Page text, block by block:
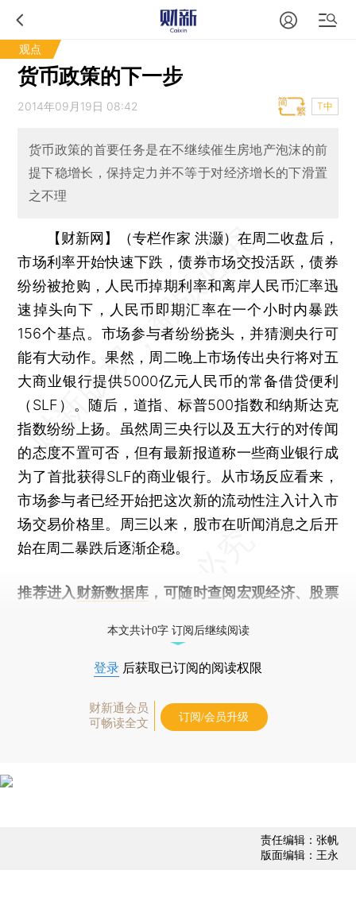
观点
货币政策的下一步
2014年09月19日 08:42 T中
货币政策的首要任务是在不继续催生房地产泡沫的前
提下稳增长，保持定力并不等于对经济增长的下滑置
之不理
【财新网】（专栏作家 洪灏）在周二收盘后，
市场利率开始快速下跌，债券市场交投活跃，债券
纷纷被抢购，人民币掉期利率和离岸人民币汇率迅
速掉头向下，人民币即期汇率在一个小时内暴跌
156个基点。市场参与者纷纷挠头，并猜测央行可
能有大动作。果然，周二晚上市场传出央行将对五
大商业银行提供5000亿元人民币的常备借贷便利
（SLF）。随后，道指、标普500指数和纳斯达克
指数纷纷上扬。虽然周三央行以及五大行的对传闻
的态度不置可否，但有最新报道称一些商业银行成
为了首批获得SLF的商业银行。从市场反应看来，
市场参与者已经开始把这次新的流动性注入计入市
场交易价格里。周三以来，股市在听闻消息之后开
始在周二暴跌后逐渐企稳。
推荐进入 财新数据库 ，可随时查阅宏观经济、股票
本文共计0字 订阅后继续阅读
登录 后获取已订阅的阅读权限
财新通会员
可畅读全文
订阅/会员升级
责任编辑：张帆
版面编辑：王永